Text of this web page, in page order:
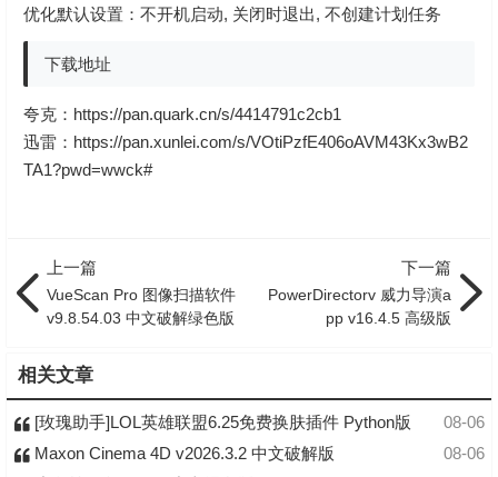
优化默认设置：不开机启动, 关闭时退出, 不创建计划任务
下载地址
夸克： https://pan.quark.cn/s/4414791c2cb1
迅雷： https://pan.xunlei.com/s/VOtiPzfE406oAVM43Kx3wB2
TA1?pwd=wwck#
上一篇
VueScan Pro 图像扫描软件
v9.8.54.03 中文破解绿色版
下一篇
PowerDirectorv 威力导演a
pp v16.4.5 高级版
相关文章
08-06
[玫瑰助手]LOL英雄联盟6.25免费换肤插件 Python版
08-06
Maxon Cinema 4D v2026.3.2 中文破解版